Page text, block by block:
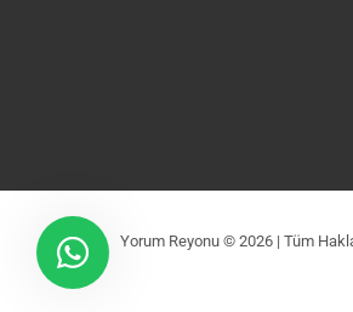
Yorum Reyonu © 2026 | Tüm